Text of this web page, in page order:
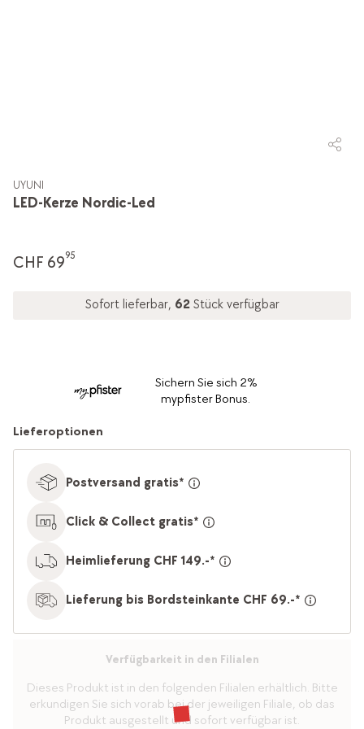
LED-Kerze Nordic-Led
UYUNI
CHF 6995
Sofort lieferbar, 62 Stück verfügbar
Sichern Sie sich 2%
mypfister Bonus.
Lieferoptionen
Postversand gratis*
Click & Collect gratis*
Heimlieferung CHF 149.-*
Lieferung bis Bordsteinkante CHF 69.-*
Verfügbarkeit in den Filialen
Dieses Produkt ist in den folgenden Filialen erhältlich. Bitte
erkundigen Sie sich vorab bei der jeweiligen Filiale, ob das
Produkt ausgestellt und sofort verfügbar ist.